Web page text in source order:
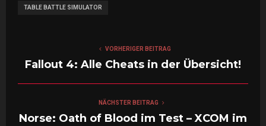
TABLE BATTLE SIMULATOR
VORHERIGER BEITRAG
Fallout 4: Alle Cheats in der Übersicht!
NÄCHSTER BEITRAG
Norse: Oath of Blood im Test – XCOM im